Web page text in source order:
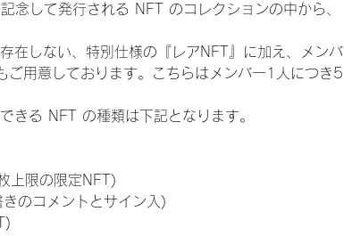
念して発行される NFT のコレクションの中から、
在しない、特別仕様の『レアNFT』に加え、メンバ
ご用意しております。こちらはメンバー1人につき5
きる NFT の種類は下記となります。
上限の限定NFT)
のコメントとサイン入)